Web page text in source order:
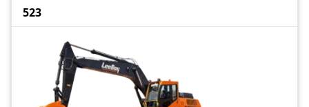
523